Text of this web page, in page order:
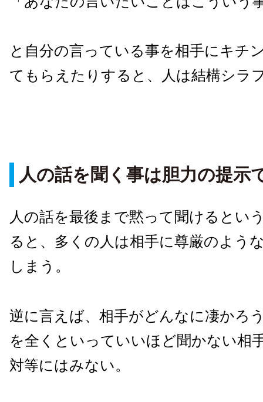
と自分の言っている事を相手にキチ
てもらえたりすると、人は結構シラ
人の話を聞く事は胆力の提示
人の話を最後まで黙って聞けるとい
ると、多くの人は相手に尊厳のよう
しまう。
逆に言えば、相手がどんなに凄かろ
を全くといっていいほど聞かない相
対等にはみない。